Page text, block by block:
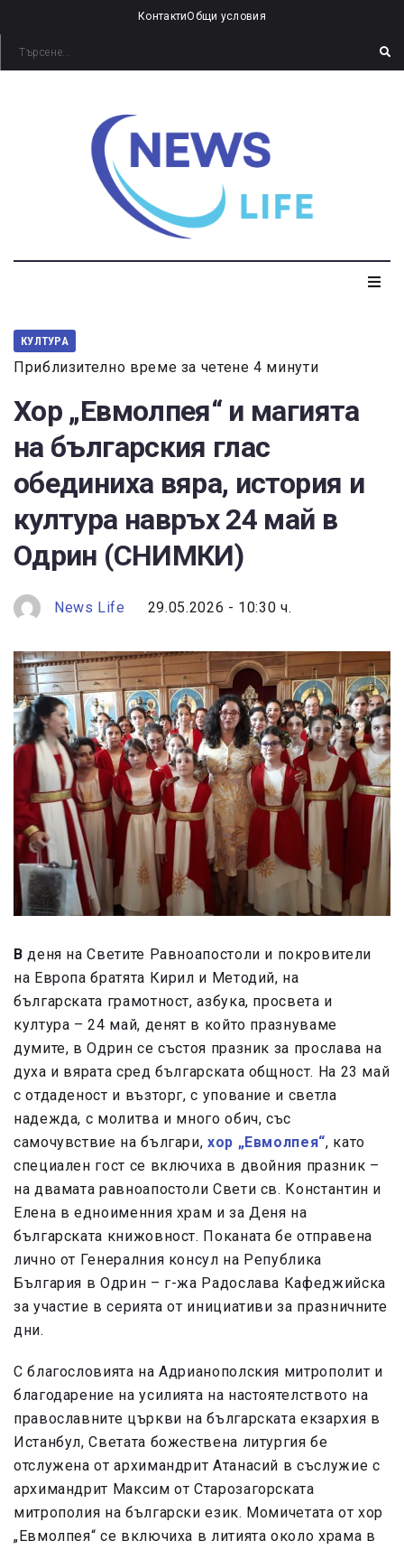
КонтактиОбщи условия
КУЛТУРА
Приблизително време за четене 4 минути
Хор „Евмолпея“ и магията
на българския глас
обединиха вяра, история и
култура навръх 24 май в
Одрин (СНИМКИ)
News Life 29.05.2026 - 10:30 ч.
В деня на Светите Равноапостоли и покровители
на Европа братята Кирил и Методий, на
българската грамотност, азбука, просвета и
култура – 24 май, денят в който празнуваме
думите, в Одрин се състоя празник за прослава на
духа и вярата сред българската общност. На 23 май
с отдаденост и възторг, с упование и светла
надежда, с молитва и много обич, със
самочувствие на българи, хор „Евмолпея“, като
специален гост се включиха в двойния празник –
на двамата равноапостоли Свети св. Константин и
Елена в едноименния храм и за Деня на
българската книжовност. Поканата бе отправена
лично от Генералния консул на Република
България в Одрин – г-жа Радослава Кафеджийска
за участие в серията от инициативи за празничните
дни.
С благословията на Адрианополския митрополит и
благодарение на усилията на настоятелството на
православните църкви на българската екзархия в
Истанбул, Светата божествена литургия бе
отслужена от архимандрит Атанасий в съслужие с
архимандрит Максим от Старозагорската
митрополия на български език. Момичетата от хор
„Евмолпея“ се включиха в литията около храма в